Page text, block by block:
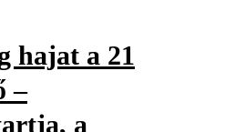
hajat a 21
–
a